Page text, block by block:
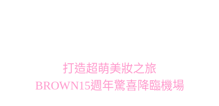
打造超萌美妝之旅
BROWN15週年驚喜降臨機場